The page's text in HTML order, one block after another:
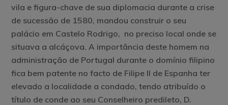
vila e figura-chave de sua diplomacia durante a crise
de sucessão de 1580, mandou construir o seu
palácio em Castelo Rodrigo, no preciso local onde se
situava a alcáçova. A importância deste homem na
administração de Portugal durante o domínio filipino
fica bem patente no facto de Filipe II de Espanha ter
elevado a localidade a condado, tendo atribuído o
título de conde ao seu Conselheiro predileto, D.